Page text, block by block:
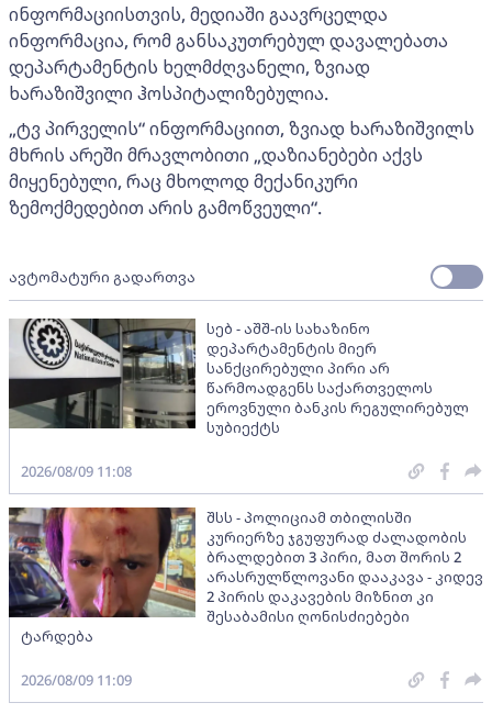
ინფორმაციისთვის, მედიაში გაავრცელდა
ინფორმაცია, რომ განსაკუთრებულ დავალებათა
დეპარტამენტის ხელმძღვანელი, ზვიად
ხარაზიშვილი ჰოსპიტალიზებულია.
„ტვ პირველის“ ინფორმაციით, ზვიად ხარაზიშვილს
მხრის არეში მრავლობითი „დაზიანებები აქვს
მიყენებული, რაც მხოლოდ მექანიკური
ზემოქმედებით არის გამოწვეული“.
ავტომატური გადართვა
სებ - აშშ-ის სახაზინო
დეპარტამენტის მიერ
სანქცირებული პირი არ
წარმოადგენს საქართველოს
ეროვნული ბანკის რეგულირებულ
სუბიექტს
2026/08/09 11:08
შსს - პოლიციამ თბილისში
კურიერზე ჯგუფურად ძალადობის
ბრალდებით 3 პირი, მათ შორის 2
არასრულწლოვანი დააკავა - კიდევ
2 პირის დაკავების მიზნით კი
შესაბამისი ღონისძიებები
ტარდება
2026/08/09 11:09